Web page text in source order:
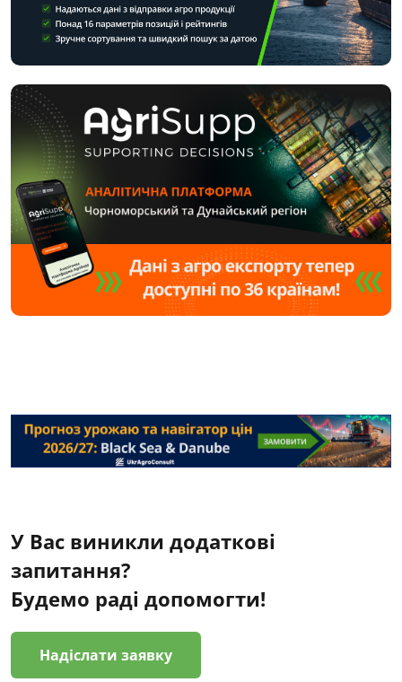
У Вас виникли додаткові
запитання?
Будемо раді допомогти!
Надіслати заявку